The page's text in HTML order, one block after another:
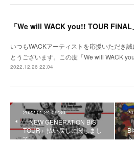
いつもWACKアーティストを応援いただき
とうございます。この度「We will WACK
2022.12.26 22:04
2022.01.24 09:30
『NEW GENERATiON BiS
TOUR』払い戻しに関しまし
て